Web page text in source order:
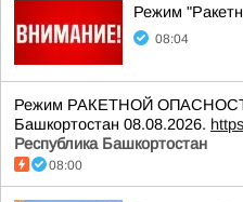
Режим
08:04
Режим РАКЕТНОЙ
Башкортостан 08.08.2026.
Республика Башкортостан
08:00